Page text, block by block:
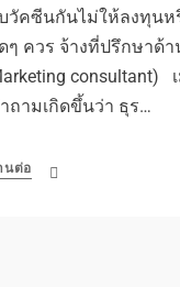
วัคซีนกันไม่ให้ลงทุนห
ๆ ควร จ้างที่ปรึกษาด้
consultant)
ถามเกิดขึ้นว่า ธุร…
นต่อ